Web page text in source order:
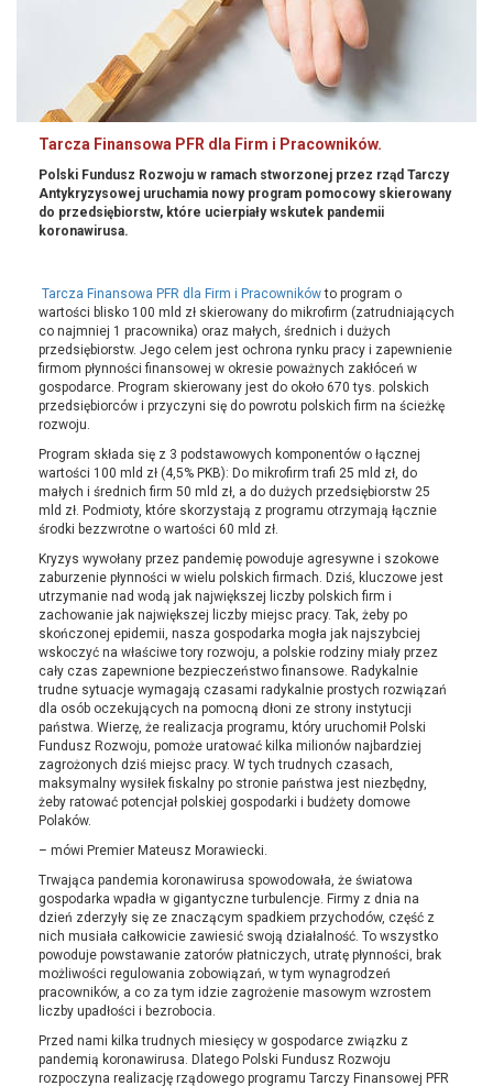
Tarcza Finansowa PFR dla Firm i Pracowników.
Polski Fundusz Rozwoju w ramach stworzonej przez rząd Tarczy
Antykryzysowej uruchamia nowy program pomocowy skierowany
do przedsiębiorstw, które ucierpiały wskutek pandemii
koronawirusa.
Tarcza Finansowa PFR dla Firm i Pracownikówto program o
wartości blisko 100 mld zł skierowany do mikrofirm (zatrudniających
co najmniej 1 pracownika) oraz małych, średnich i dużych
przedsiębiorstw. Jego celem jest ochrona rynku pracy i zapewnienie
firmom płynności finansowej w okresie poważnych zakłóceń w
gospodarce. Program skierowany jest do około 670 tys. polskich
przedsiębiorców i przyczyni się do powrotu polskich firm na ścieżkę
rozwoju.
Program składa się z 3 podstawowych komponentów o łącznej
wartości 100 mld zł (4,5% PKB): Do mikrofirm trafi 25 mld zł, do
małych i średnich firm 50 mld zł, a do dużych przedsiębiorstw 25
mld zł. Podmioty, które skorzystają z programu otrzymają łącznie
środki bezzwrotne o wartości 60 mld zł.
Kryzys wywołany przez pandemię powoduje agresywne i szokowe
zaburzenie płynności w wielu polskich firmach. Dziś, kluczowe jest
utrzymanie nad wodą jak największej liczby polskich firm i
zachowanie jak największej liczby miejsc pracy. Tak, żeby po
skończonej epidemii, nasza gospodarka mogła jak najszybciej
wskoczyć na właściwe tory rozwoju, a polskie rodziny miały przez
cały czas zapewnione bezpieczeństwo finansowe. Radykalnie
trudne sytuacje wymagają czasami radykalnie prostych rozwiązań
dla osób oczekujących na pomocną dłoni ze strony instytucji
państwa. Wierzę, że realizacja programu, który uruchomił Polski
Fundusz Rozwoju, pomoże uratować kilka milionów najbardziej
zagrożonych dziś miejsc pracy. W tych trudnych czasach,
maksymalny wysiłek fiskalny po stronie państwa jest niezbędny,
żeby ratować potencjał polskiej gospodarki i budżety domowe
Polaków.
– mówi Premier Mateusz Morawiecki.
Trwająca pandemia koronawirusa spowodowała, że światowa
gospodarka wpadła w gigantyczne turbulencje. Firmy z dnia na
dzień zderzyły się ze znaczącym spadkiem przychodów, część z
nich musiała całkowicie zawiesić swoją działalność. To wszystko
powoduje powstawanie zatorów płatniczych, utratę płynności, brak
możliwości regulowania zobowiązań, w tym wynagrodzeń
pracowników, a co za tym idzie zagrożenie masowym wzrostem
liczby upadłości i bezrobocia.
Przed nami kilka trudnych miesięcy w gospodarce związku z
pandemią koronawirusa. Dlatego Polski Fundusz Rozwoju
rozpoczyna realizację rządowego programu Tarczy Finansowej PFR